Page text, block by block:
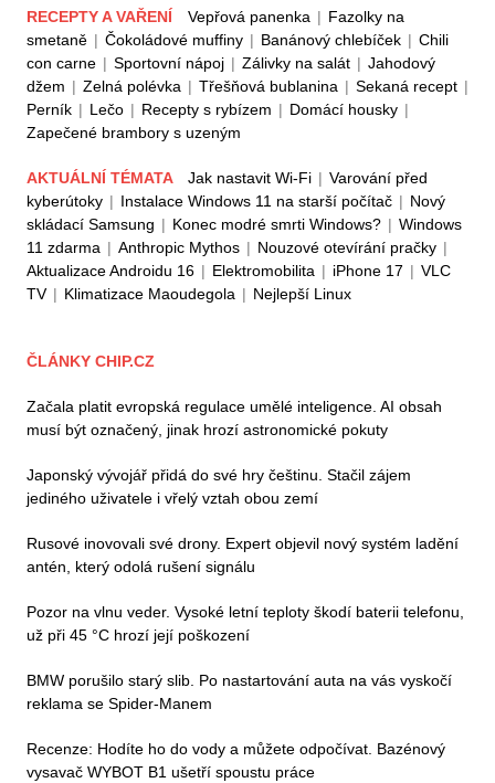
RECEPTY A VAŘENÍ Vepřová panenka | Fazolky na
smetaně | Čokoládové muffiny | Banánový chlebíček | Chili
con carne | Sportovní nápoj | Zálivky na salát | Jahodový
džem | Zelná polévka | Třešňová bublanina | Sekaná recept |
Perník | Lečo | Recepty s rybízem | Domácí housky |
Zapečené brambory s uzeným
AKTUÁLNÍ TÉMATA Jak nastavit Wi-Fi | Varování před
kyberútoky | Instalace Windows 11 na starší počítač | Nový
skládací Samsung | Konec modré smrti Windows? | Windows
11 zdarma | Anthropic Mythos | Nouzové otevírání pračky |
Aktualizace Androidu 16 | Elektromobilita | iPhone 17 | VLC
TV | Klimatizace Maoudegola | Nejlepší Linux
ČLÁNKY CHIP.CZ
Začala platit evropská regulace umělé inteligence. AI obsah
musí být označený, jinak hrozí astronomické pokuty
Japonský vývojář přidá do své hry češtinu. Stačil zájem
jediného uživatele i vřelý vztah obou zemí
Rusové inovovali své drony. Expert objevil nový systém ladění
antén, který odolá rušení signálu
Pozor na vlnu veder. Vysoké letní teploty škodí baterii telefonu,
už při 45 °C hrozí její poškození
BMW porušilo starý slib. Po nastartování auta na vás vyskočí
reklama se Spider-Manem
Recenze: Hodíte ho do vody a můžete odpočívat. Bazénový
vysavač WYBOT B1 ušetří spoustu práce